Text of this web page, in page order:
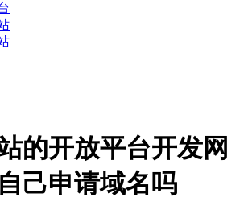
的开放平台开发网
己申请域名吗